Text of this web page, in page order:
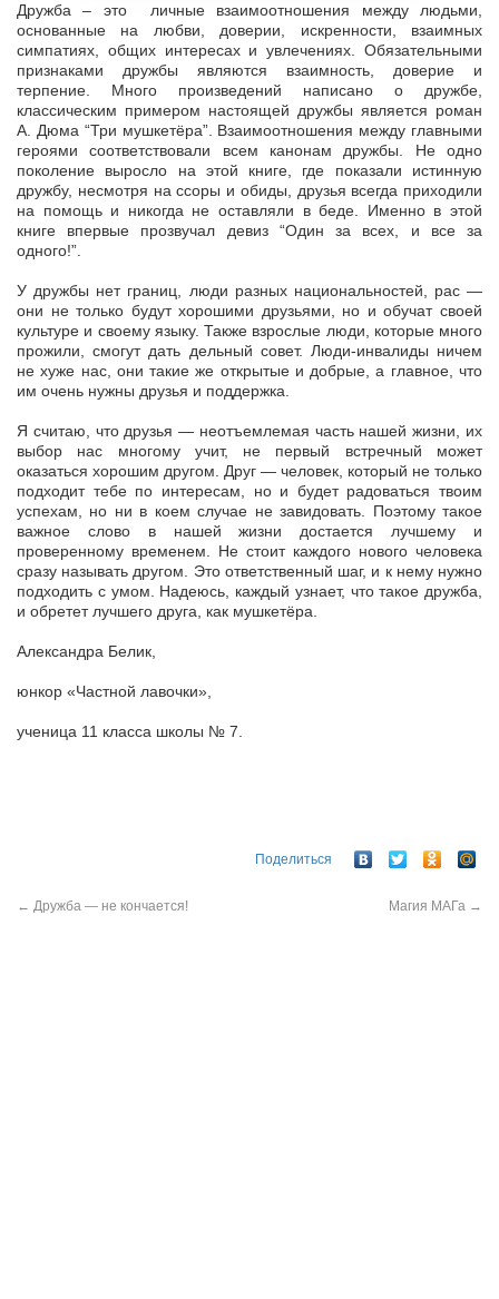
Дружба – это личные взаимоотношения между людьми,
основанные на любви, доверии, искренности, взаимных
симпатиях, общих интересах и увлечениях. Обязательными
признаками дружбы являются взаимность, доверие и
терпение. Много произведений написано о дружбе,
классическим примером настоящей дружбы является роман
А. Дюма “Три мушкетёра”. Взаимоотношения между главными
героями соответствовали всем канонам дружбы. Не одно
поколение выросло на этой книге, где показали истинную
дружбу, несмотря на ссоры и обиды, друзья всегда приходили
на помощь и никогда не оставляли в беде. Именно в этой
книге впервые прозвучал девиз “Один за всех, и все за
одного!”.
У дружбы нет границ, люди разных национальностей, рас —
они не только будут хорошими друзьями, но и обучат своей
культуре и своему языку. Также взрослые люди, которые много
прожили, смогут дать дельный совет. Люди-инвалиды ничем
не хуже нас, они такие же открытые и добрые, а главное, что
им очень нужны друзья и поддержка.
Я считаю, что друзья — неотъемлемая часть нашей жизни, их
выбор нас многому учит, не первый встречный может
оказаться хорошим другом. Друг — человек, который не только
подходит тебе по интересам, но и будет радоваться твоим
успехам, но ни в коем случае не завидовать. Поэтому такое
важное слово в нашей жизни достается лучшему и
проверенному временем. Не стоит каждого нового человека
сразу называть другом. Это ответственный шаг, и к нему нужно
подходить с умом. Надеюсь, каждый узнает, что такое дружба,
и обретет лучшего друга, как мушкетёра.
Александра Белик,
юнкор «Частной лавочки»,
ученица 11 класса школы № 7.
Поделиться
← Дружба — не кончается! Магия МАГа →